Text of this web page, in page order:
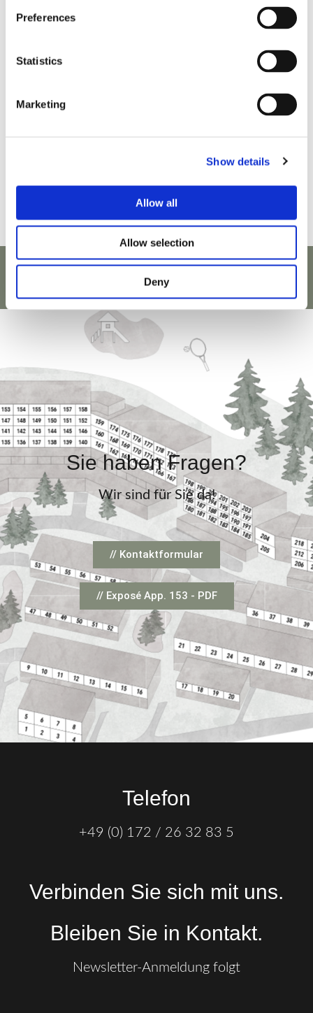
Preferences
Statistics
Marketing
Show details
Allow all
Allow selection
Deny
Sie haben Fragen?
Wir sind für Sie da!
// Kontaktformular
// Exposé App. 153 - PDF
Telefon
+49 (0) 172 / 26 32 83 5
Verbinden Sie sich mit uns.
Bleiben Sie in Kontakt.
Newsletter-Anmeldung folgt